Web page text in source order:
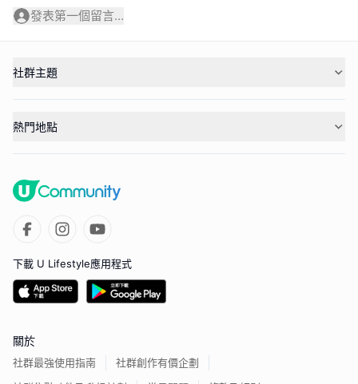
發表第一個留言...
社群主題
熱門地點
下載 U Lifestyle應用程式
關於
社群最強使用指南
社群創作有價企劃